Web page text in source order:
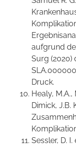
aufgrund
Surg (2020)
Druck.
Healy, M.A.,
Dimick, J.B.
Sessler, D.